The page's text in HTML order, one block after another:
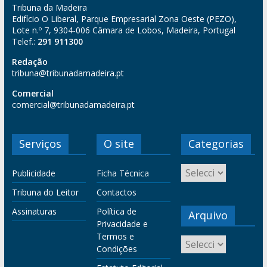
Tribuna da Madeira
Edifício O Liberal, Parque Empresarial Zona Oeste (PEZO),
Lote n.º 7, 9304-006 Câmara de Lobos, Madeira, Portugal
Telef.: 291 911300
Redação
tribuna@tribunadamadeira.pt
Comercial
comercial@tribunadamadeira.pt
Serviços
Publicidade
Tribuna do Leitor
Assinaturas
O site
Ficha Técnica
Contactos
Política de
Privacidade e
Termos e
Condições
Categorias
Arquivo